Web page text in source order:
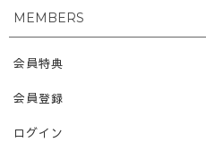
MEMBERS
会員特典
会員登録
ログイン